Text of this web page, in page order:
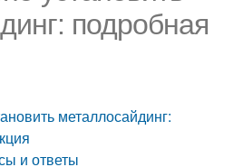
подробная
металлосайдинг:
и ответы